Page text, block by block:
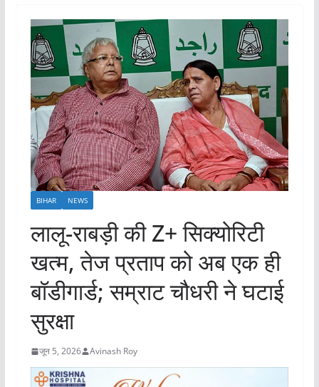
BIHAR NEWS
लालू-राबड़ी की Z+ सिक्योरिटी
खत्म, तेज प्रताप को अब एक ही
बॉडीगार्ड; सम्राट चौधरी ने घटाई
सुरक्षा
जून 5, 2026 Avinash Roy